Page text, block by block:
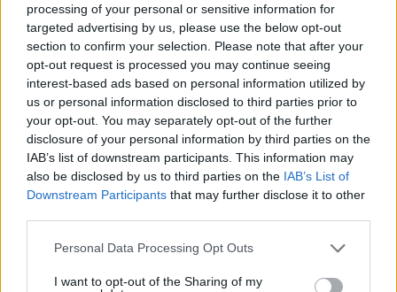
processing of your personal or sensitive information for
targeted advertising by us, please use the below opt-out
section to confirm your selection. Please note that after your
opt-out request is processed you may continue seeing
interest-based ads based on personal information utilized by
us or personal information disclosed to third parties prior to
your opt-out. You may separately opt-out of the further
disclosure of your personal information by third parties on the
IAB’s list of downstream participants. This information may
also be disclosed by us to third parties on the IAB’s List of
Downstream Participants that may further disclose it to other
Personal Data Processing Opt Outs
I want to opt-out of the Sharing of my
SANTEE
Forum:Informacje portalowe
f92,f60 a pozwolenie na broń
Miałem w wieku około 15 lat f92 i f60,zakonczyłem
leczenie i tu moje pytanie; Czy mogę się starać o
pozwolenie na broń